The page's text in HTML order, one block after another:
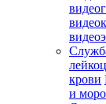
крови
и